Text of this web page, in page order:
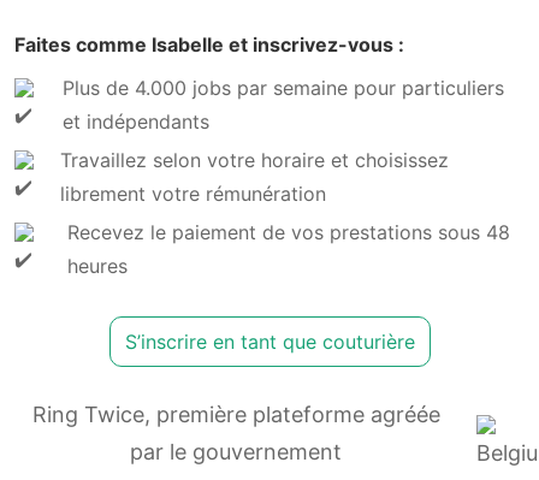
Faites comme Isabelle et inscrivez-vous :
Plus de 4.000 jobs par semaine pour particuliers
et indépendants
Travaillez selon votre horaire et choisissez
librement votre rémunération
Recevez le paiement de vos prestations sous 48
heures
S’inscrire en tant que couturière
Ring Twice, première plateforme agréée
par le gouvernement